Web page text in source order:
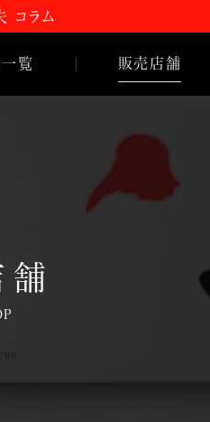
コラム
覧 販売店舗
舗